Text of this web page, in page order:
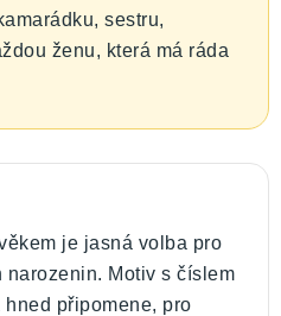
sestru,
ženu, která má ráda
je jasná volba pro
Motiv s číslem
připomene, pro